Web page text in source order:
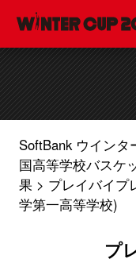
SoftBank ウインタ
国高等学校バスケ
果
プレイバイプ
学第一高等学校)
プ